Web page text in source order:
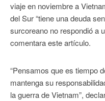
viaje en noviembre a
del Sur “tiene una deuda
surcoreano no respondió a
comentara este artículo.
“Pensamos que es tiempo
mantenga su
la guerra de Vietnam”,